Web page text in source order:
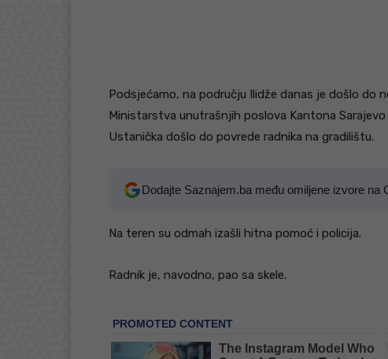
Podsjećamo, na području Ilidže danas je došlo do
Ministarstva unutrašnjih poslova Kantona Sarajevo
Ustanička došlo do povrede radnika na gradilištu.
Dodajte Saznajem.ba među omiljene izvore na
Na teren su odmah izašli hitna pomoć i policija.
Radnik je, navodno, pao sa skele.